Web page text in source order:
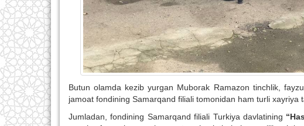
Butun olamda kezib yurgan Muborak Ramazon tinchlik,
jamoat fondining Samarqand filiali tomonidan ham turli xayriya
Jumladan, fondining Samarqand filiali Turkiya davlatining “